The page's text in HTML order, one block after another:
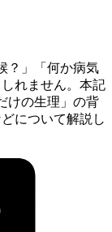
？」「何か病気
れません。本記
けの生理」の背
について解説し